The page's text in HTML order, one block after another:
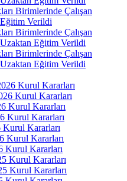
Birimlerinde Çalışan
Verildi
Birimlerinde Çalışan
Eğitim Verildi
Birimlerinde Çalışan
Eğitim Verildi
Kurul Kararları
Kurul Kararları
Kurul Kararları
Kurul Kararları
Kararları
Kurul Kararları
Kurul Kararları
Kurul Kararları
Kurul Kararları